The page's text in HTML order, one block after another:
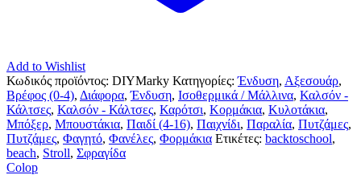
Add to Wishlist
Κωδικός προϊόντος: DIYMarky Κατηγορίες:Ένδυση, Αξεσουάρ,
Βρέφος (0-4), Διάφορα,Ένδυση, Ισοθερμικά / Μάλλινα, Καλσόν -
Κάλτσες, Καλσόν - Κάλτσες, Καρότσι, Κορμάκια, Κυλοτάκια,
Μπόξερ, Μπουστάκια, Παιδί (4-16), Παιχνίδι, Παραλία, Πυτζάμες,
Πυτζάμες, Φαγητό, Φανέλες, Φορμάκια Ετικέτες: backtoschool,
beach, Stroll, Σφραγίδα
Colop